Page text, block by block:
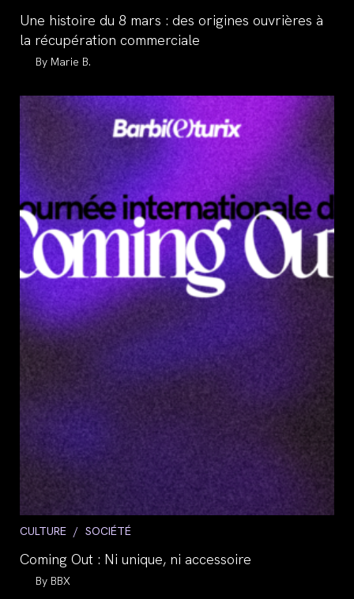
Une histoire du 8 mars : des origines ouvrières à
la récupération commerciale
Auteur/autrice
la
publication :
Marie B.
Post
CULTURE / SOCIÉTÉ
Coming Out : Ni unique, ni accessoire
Auteur/autrice
BBX